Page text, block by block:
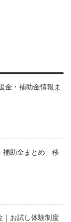
金・補助金情報ま
補助金まとめ 移
｜お試し体験制度